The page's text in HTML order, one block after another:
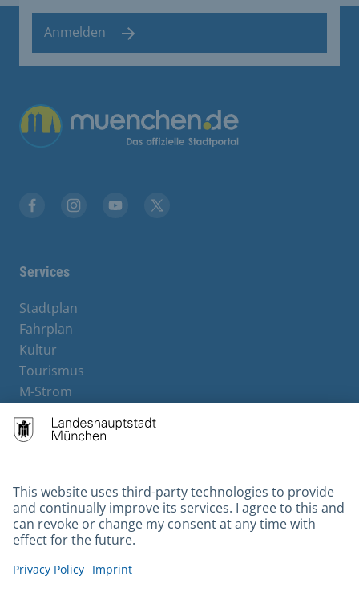
Anmelden
Übergreifende Links
Services
Stadtplan
Fahrplan
Kultur
Tourismus
M-Strom
Hotels
Contact
Barrierefreiheit
Leichte Sprache
Gebärdensprache